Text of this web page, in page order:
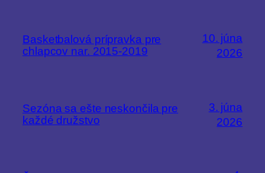
Basketbalová prípravka pre
chlapcov nar. 2015-2019
10. júna
2026
Sezóna sa ešte neskončila pre
každé družstvo
3. júna
2026